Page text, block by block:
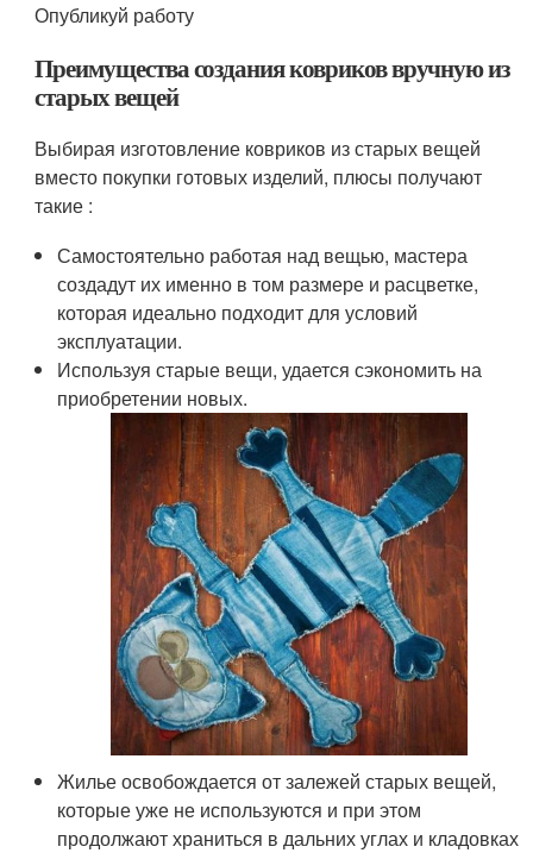
Опубликуй работу
Преимущества создания ковриков вручную из
старых вещей
Выбирая изготовление ковриков из старых вещей
вместо покупки готовых изделий, плюсы получают
такие :
Самостоятельно работая над вещью, мастера
создадут их именно в том размере и расцветке,
которая идеально подходит для условий
эксплуатации.
Используя старые вещи, удается сэкономить на
приобретении новых.
Жилье освобождается от залежей старых вещей,
которые уже не используются и при этом
продолжают храниться в дальних углах и кладовках